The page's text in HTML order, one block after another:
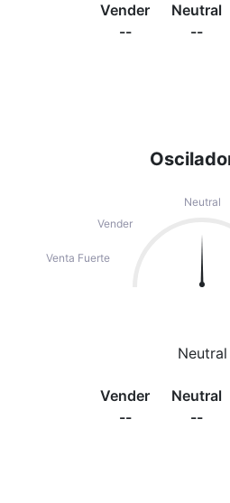
Neutral
Vender
Venta Fuerte
Neutral
Vender
--
Neutral
--
Vender
--
Neutral
--